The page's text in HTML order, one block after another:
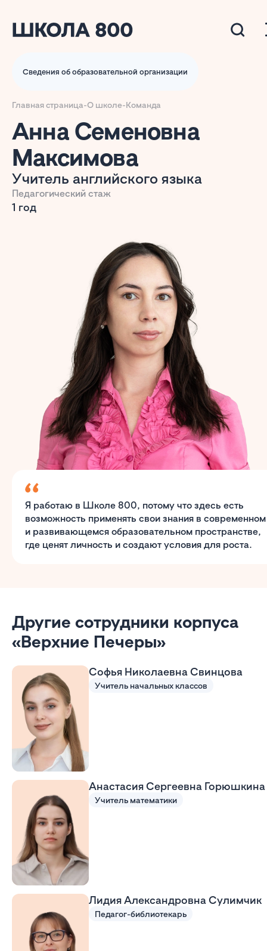
Сведения об образовательной организации
Главная страница-О школе-Команда
Анна Семеновна
Максимова
Учитель английского языка
Педагогический стаж
1 год
Я работаю в Школе 800, потому что здесь есть
возможность применять свои знания в современном
и развивающемся образовательном пространстве,
где ценят личность и создают условия для роста.
Другие сотрудники корпуса
«Верхние Печеры»
Софья Николаевна Свинцова
Учитель начальных классов
Анастасия Сергеевна Горюшкина
Учитель математики
Лидия Александровна Сулимчик
Педагог-библиотекарь